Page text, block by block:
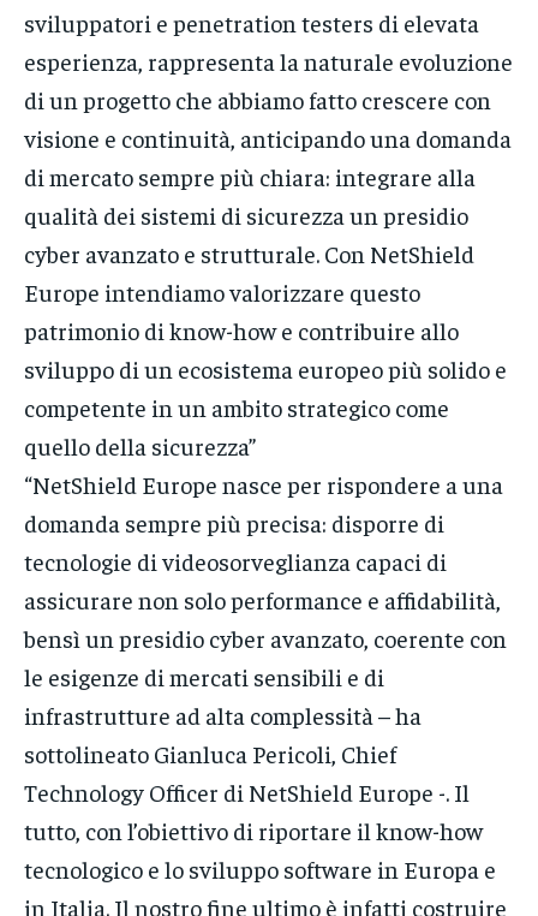
sviluppatori e penetration testers di elevata
esperienza, rappresenta la naturale evoluzione
di un progetto che abbiamo fatto crescere con
visione e continuità, anticipando una domanda
di mercato sempre più chiara: integrare alla
qualità dei sistemi di sicurezza un presidio
cyber avanzato e strutturale. Con NetShield
Europe intendiamo valorizzare questo
patrimonio di know-how e contribuire allo
sviluppo di un ecosistema europeo più solido e
competente in un ambito strategico come
quello della sicurezza”
“NetShield Europe nasce per rispondere a una
domanda sempre più precisa: disporre di
tecnologie di videosorveglianza capaci di
assicurare non solo performance e affidabilità,
bensì un presidio cyber avanzato, coerente con
le esigenze di mercati sensibili e di
infrastrutture ad alta complessità – ha
sottolineato Gianluca Pericoli, Chief
Technology Officer di NetShield Europe -. Il
tutto, con l’obiettivo di riportare il know-how
tecnologico e lo sviluppo software in Europa e
in Italia. Il nostro fine ultimo è infatti costruire